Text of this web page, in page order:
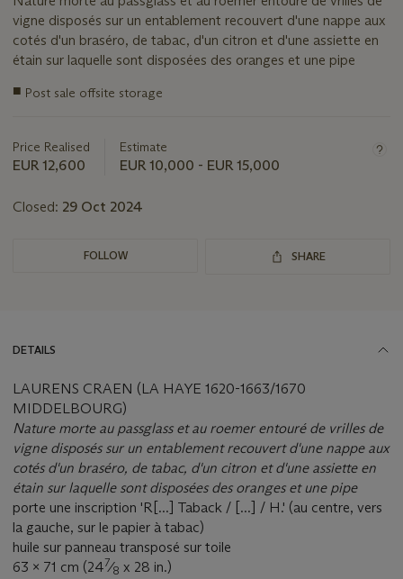
vigne disposés sur un entablement recouvert d'une nappe aux
cotés d'un braséro, de tabac, d'un citron et d'une assiette en
étain sur laquelle sont disposées des oranges et une pipe
Important
lot
■ Post sale offsite storage
Price Realised
EUR 12,600
Estimate
EUR 10,000 - EUR 15,000
Closed: 29 Oct 2024
FOLLOW SHARE
DETAILS
LAURENS CRAEN (LA HAYE 1620-1663/1670
MIDDELBOURG)
Nature morte au passglass et au roemer entouré de vrilles de
vigne disposés sur un entablement recouvert d'une nappe aux
cotés d'un braséro, de tabac, d'un citron et d'une assiette en
étain sur laquelle sont disposées des oranges et une pipe
porte une inscription 'R[...] Taback / [...] / H.' (au centre, vers
la gauche, sur le papier à tabac)
huile sur panneau transposé sur toile
63 x 71 cm (247⁄8 x 28 in.)